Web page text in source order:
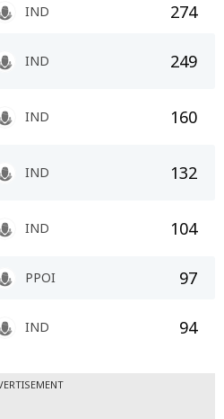
IND 274
IND 249
IND 160
IND 132
IND 104
PPOI 97
IND 94